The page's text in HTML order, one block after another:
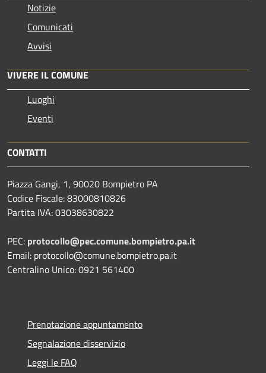
Notizie
Comunicati
Avvisi
VIVERE IL COMUNE
Luoghi
Eventi
CONTATTI
Piazza Gangi, 1, 90020 Bompietro PA
Codice Fiscale: 83000810826
Partita IVA: 03038630822
PEC: protocollo@pec.comune.bompietro.pa.it
Email: protocollo@comune.bompietro.pa.it
Centralino Unico: 0921 561400
Prenotazione appuntamento
Segnalazione disservizio
Leggi le FAQ